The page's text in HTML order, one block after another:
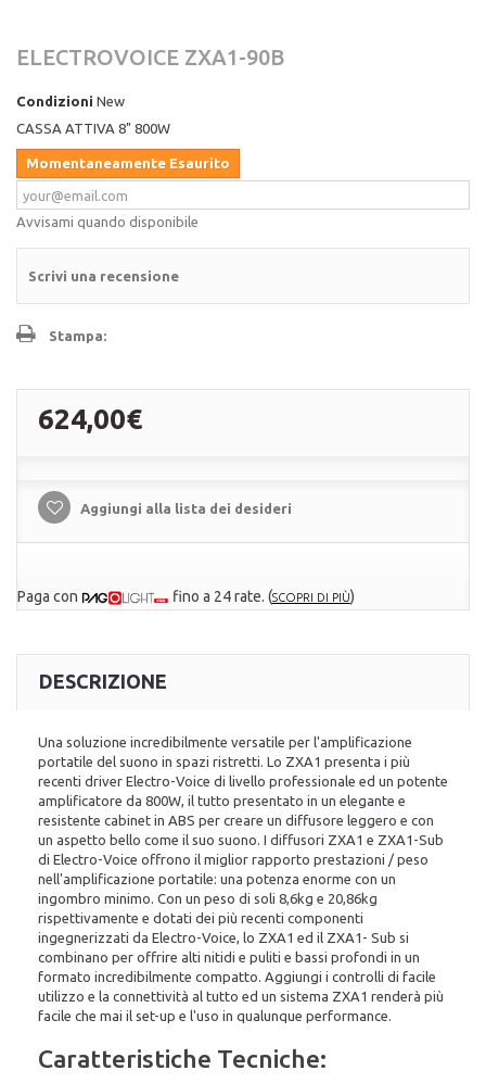
ELECTROVOICE ZXA1-90B
Condizioni New
CASSA ATTIVA 8" 800W
Momentaneamente Esaurito
Avvisami quando disponibile
Scrivi una recensione
Stampa:
624,00€
Aggiungi alla lista dei desideri
Paga con fino a 24 rate. (SCOPRI DI PIÙ)
DESCRIZIONE
Una soluzione incredibilmente versatile per l'amplificazione
portatile del suono in spazi ristretti. Lo ZXA1 presenta i più
recenti driver Electro-Voice di livello professionale ed un potente
amplificatore da 800W, il tutto presentato in un elegante e
resistente cabinet in ABS per creare un diffusore leggero e con
un aspetto bello come il suo suono. I diffusori ZXA1 e ZXA1-Sub
di Electro-Voice offrono il miglior rapporto prestazioni / peso
nell'amplificazione portatile: una potenza enorme con un
ingombro minimo. Con un peso di soli 8,6kg e 20,86kg
rispettivamente e dotati dei più recenti componenti
ingegnerizzati da Electro-Voice, lo ZXA1 ed il ZXA1- Sub si
combinano per offrire alti nitidi e puliti e bassi profondi in un
formato incredibilmente compatto. Aggiungi i controlli di facile
utilizzo e la connettività al tutto ed un sistema ZXA1 renderà più
facile che mai il set-up e l'uso in qualunque performance.
Caratteristiche Tecniche: